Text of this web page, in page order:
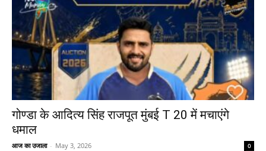
गोण्डा के आदित्य सिंह राजपूत मुंबई T 20 में मचाएंगे
धमाल
आज का उजाला - May 3, 2026 0